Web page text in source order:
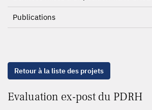
Publications
Retour à la liste des projets
Evaluation ex-post du PDRH